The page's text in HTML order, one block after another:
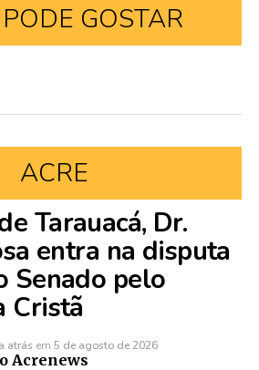
GOSTAR
ACRE
Tarauacá, Dr.
entra na disputa
Senado pelo
Cristã
atrás em 5 de agosto de 2026
Acrenews